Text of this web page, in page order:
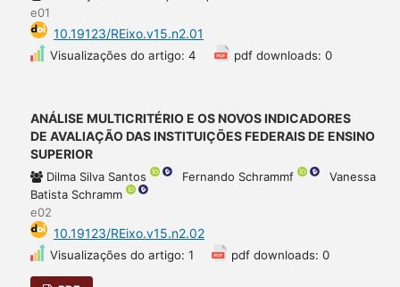
e01
10.19123/REixo.v15.n2.01
Visualizações do artigo: 4 pdf downloads: 0
ANÁLISE MULTICRITÉRIO E OS NOVOS INDICADORES
DE AVALIAÇÃO DAS INSTITUIÇÕES FEDERAIS DE ENSINO
SUPERIOR
Dilma Silva Santos Fernando Schrammf
Vanessa
Batista Schramm
e02
10.19123/REixo.v15.n2.02
Visualizações do artigo: 1 pdf downloads: 0